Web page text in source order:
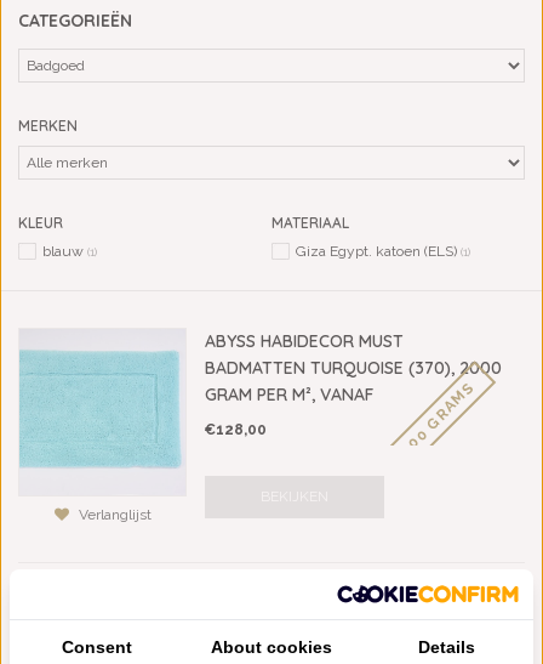
CATEGORIEËN
MERKEN
KLEUR
blauw (1)
MATERIAAL
Giza Egypt. katoen (ELS) (1)
Verlanglijst
ABYSS HABIDECOR MUST
BADMATTEN TURQUOISE (370), 2000
GRAM PER M², VANAF
2000 GRAMS
€128,00
Consent About cookies Details